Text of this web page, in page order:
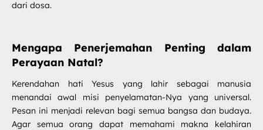
dari dosa.
Mengapa Penerjemahan Penting dalam
Perayaan Natal?
Kerendahan hati Yesus yang lahir sebagai manusia
menandai awal misi penyelamatan-Nya yang universal.
Pesan ini menjadi relevan bagi semua bangsa dan budaya.
Agar semua orang dapat memahami makna kelahiran